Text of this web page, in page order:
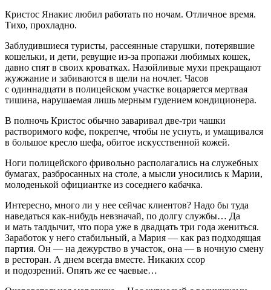
Кристос Янакис любил работать по ночам. Отличное время.
Тихо, прохладно.
Заблудившиеся туристы, рассеянные старушки, потерявшие
кошельки, и дети, ревущие из-за пропажи любимых кошек,
давно спят в своих кроватках. Назойливые мухи прекращают
жужжание и забиваются в щели на ночлег. Часов
с одиннадцати в полицейском участке воцаряется мертвая
тишина, нарушаемая лишь мерным гудением кондиционера.
В полночь Кристос обычно заваривал две-три чашки
растворимого кофе, покрепче, чтобы не уснуть, и умащивался
в большое кресло шефа, обитое искусственной кожей.
Ноги полицейского фривольно располагались на служебных
бумагах, разбросанных на столе, а мысли уносились к Марии,
молоденькой официантке из соседнего кабачка.
Интересно, много ли у нее сейчас клиентов? Надо бы туда
наведаться как-нибудь невзначай, по долгу службы… Да
и мать талдычит, что пора уже в двадцать три года жениться.
Заработок у него стабильный, а Мария — как раз подходящая
партия. Он — на дежурство в участок, она — в ночную смену
в ресторан. А днем всегда вместе. Никаких ссор
и подозрений. Опять же ее чаевые…